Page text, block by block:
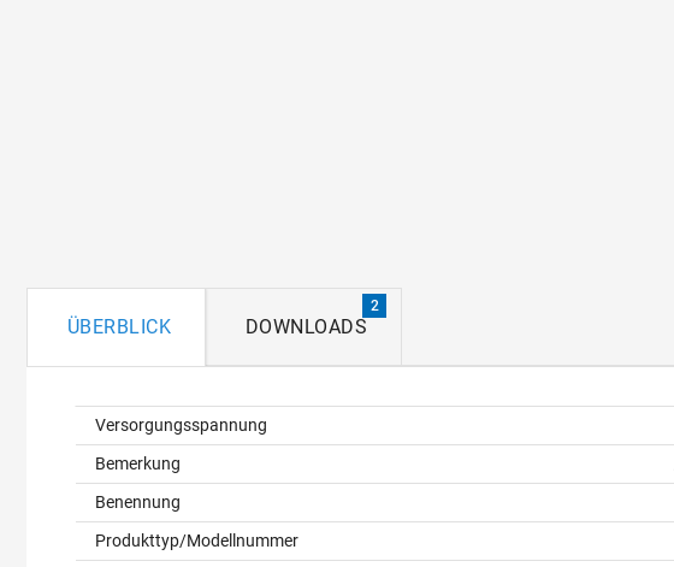
ÜBERBLICK DOWNLOADS
2
Versorgungsspannung
Bemerkung
Benennung
Produkttyp/Modellnummer